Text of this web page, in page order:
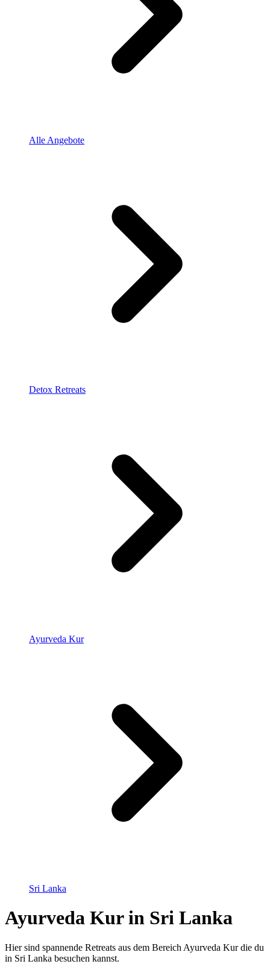
Alle Angebote
Detox Retreats
Ayurveda Kur
Sri Lanka
Ayurveda Kur in Sri Lanka
Hier sind spannende Retreats aus dem Bereich Ayurveda Kur die du
in Sri Lanka besuchen kannst.